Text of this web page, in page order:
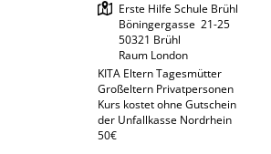
Erste Hilfe Schule Brühl
Böningergasse  21-25
50321 Brühl
Raum London
KITA Eltern Tagesmütter
Großeltern Privatpersonen
Kurs kostet ohne Gutschein
der Unfallkasse Nordrhein
50€